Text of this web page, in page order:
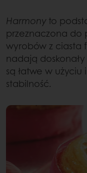
Harmonyto
przeznaczona do
wyrobów z ciasta
nadają
są łatwe w
stabilność.